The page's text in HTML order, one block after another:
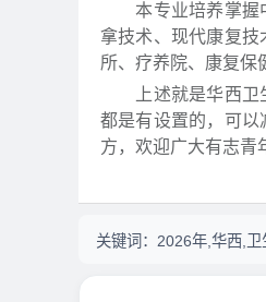
本专业培养掌握中
拿技术、现代康复
所、疗养院、康复保
上述就是华西卫生
都是有设置的，可
方，欢迎广大有志青
关键词： 2026年,华西,卫